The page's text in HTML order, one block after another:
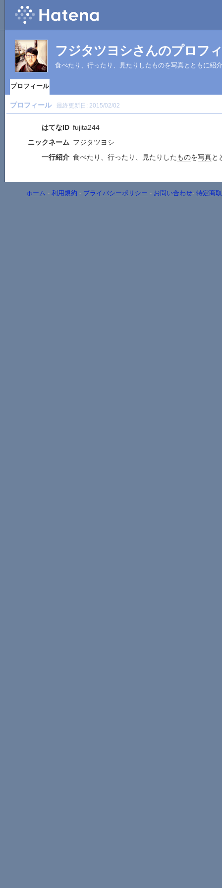
フジタツヨシさんのプロフ
食べたり、行ったり、見たりしたものを写真とともに紹
プロフィール
プロフィール 最終更新日: 2015/02/02
はてなID fujita244
ニックネーム フジタツヨシ
一行紹介 食べたり、行ったり、見たりした ものを写真と
ホーム - 利用規約 - プライバシーポリシー - お問い合わせ- 特定商